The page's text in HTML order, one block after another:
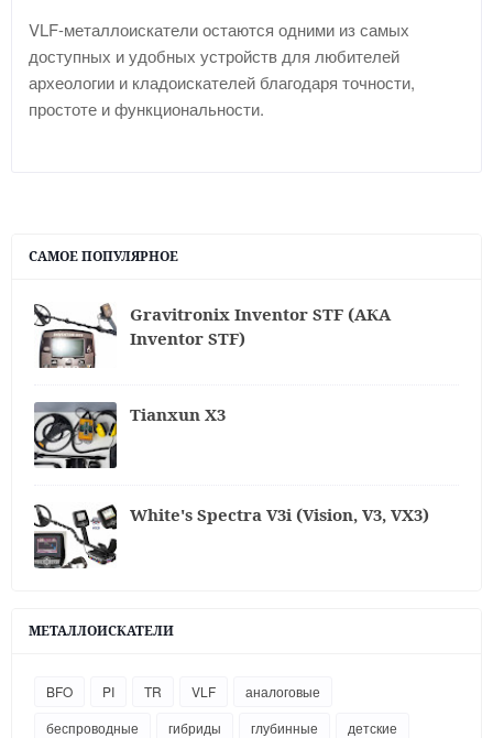
VLF-металлоискатели остаются одними из самых
доступных и удобных устройств для любителей
археологии и кладоискателей благодаря точности,
простоте и функциональности.
САМОЕ ПОПУЛЯРНОЕ
Gravitronix Inventor STF (АКА
Inventor STF)
Tianxun X3
White's Spectra V3i (Vision, V3, VX3)
МЕТАЛЛОИСКАТЕЛИ
BFO PI TR VLF
аналоговые
беспроводные
гибриды глубинные
детские